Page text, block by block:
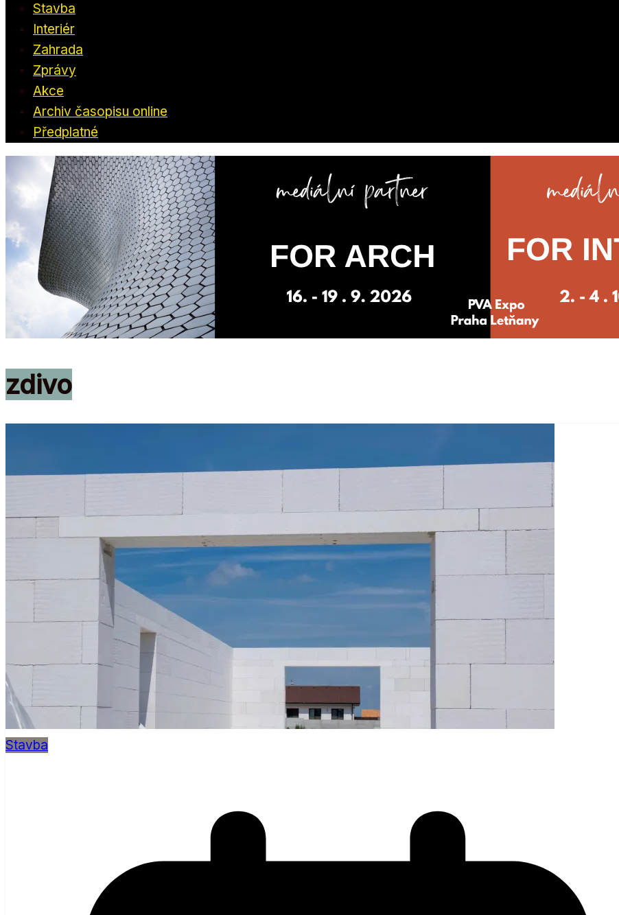
Stavba
Interiér
Zahrada
Zprávy
Akce
Archiv časopisu online
Předplatné
zdivo
Stavba